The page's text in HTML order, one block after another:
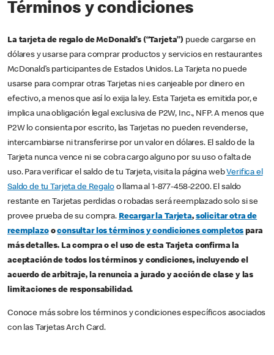
Términos y condiciones
La tarjeta de regalo de McDonald’s (“Tarjeta”) puede cargarse en
dólares y usarse para comprar productos y servicios en restaurantes
McDonald’s participantes de Estados Unidos. La Tarjeta no puede
usarse para comprar otras Tarjetas ni es canjeable por dinero en
efectivo, a menos que así lo exija la ley. Esta Tarjeta es emitida por, e
implica una obligación legal exclusiva de P2W, Inc., NFP. A menos que
P2W lo consienta por escrito, las Tarjetas no pueden revenderse,
intercambiarse ni transferirse por un valor en dólares. El saldo de la
Tarjeta nunca vence ni se cobra cargo alguno por su uso o falta de
uso. Para verificar el saldo de tu Tarjeta, visita la página webVerifica el
Saldo de tu Tarjeta de Regaloo llama al 1-877-458-2200. El saldo
restante en Tarjetas perdidas o robadas será reemplazado solo si se
provee prueba de su compra. Recargar la Tarjeta, solicitar otra de
reemplazo oconsultar los términos y condiciones completos para
más detalles. La compra o el uso de esta Tarjeta confirma la
aceptación de todos los términos y condiciones, incluyendo el
acuerdo de arbitraje, la renuncia a jurado y acción de clase y las
limitaciones de responsabilidad.
Conoce más sobre los términos y condiciones específicos asociados
con las Tarjetas Arch Card.